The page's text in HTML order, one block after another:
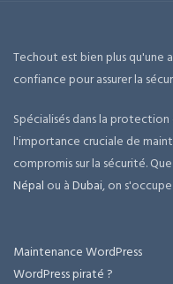
Techout est bien plus
confiance pour assurer la
Spécialisés dans la
l'importance cruciale de
compromis sur la sécurité.
Népal ou àDubai, on
Maintenance WordPress
WordPress piraté ?